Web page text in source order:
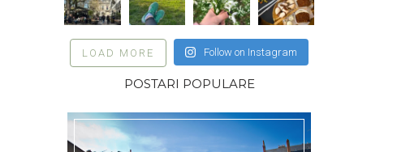
LOAD MORE Follow on Instagram
POSTARI POPULARE